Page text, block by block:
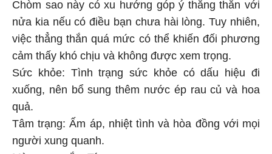
Chòm sao này có xu hướng góp ý thẳng thắn với
nửa kia nếu có điều bạn chưa hài lòng. Tuy nhiên,
việc thẳng thắn quá mức có thể khiến đối phương
cảm thấy khó chịu và không được xem trọng.
Sức khỏe: Tình trạng sức khỏe có dấu hiệu đi
xuống, nên bổ sung thêm nước ép rau củ và hoa
quả.
Tâm trạng: Ấm áp, nhiệt tình và hòa đồng với mọi
người xung quanh.